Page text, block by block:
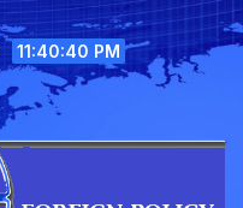
11:40:42 PM